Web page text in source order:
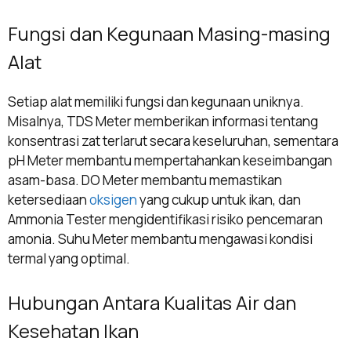
Fungsi dan Kegunaan Masing-masing
Alat
Setiap alat memiliki fungsi dan kegunaan uniknya.
Misalnya, TDS Meter memberikan informasi tentang
konsentrasi zat terlarut secara keseluruhan, sementara
pH Meter membantu mempertahankan keseimbangan
asam-basa. DO Meter membantu memastikan
ketersediaanoksigenyang cukup untuk ikan, dan
Ammonia Tester mengidentifikasi risiko pencemaran
amonia. Suhu Meter membantu mengawasi kondisi
termal yang optimal.
Hubungan Antara Kualitas Air dan
Kesehatan Ikan